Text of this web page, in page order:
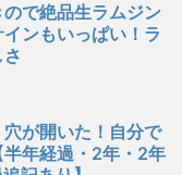
ので絶品生ラムジン
ンもいっぱい！ラ
が開いた！自分で
年経過・2年・2年